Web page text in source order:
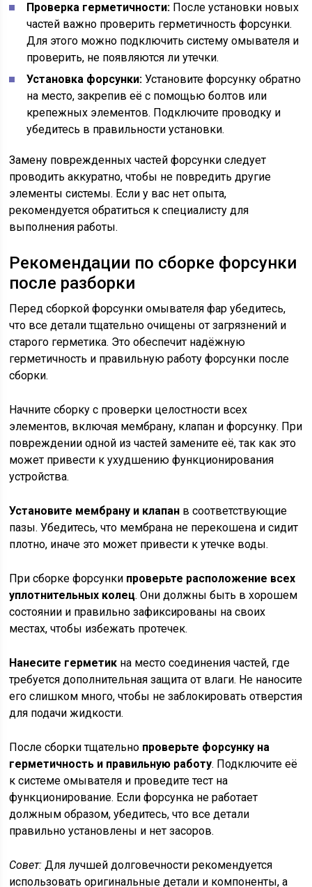
Проверка герметичности: После установки новых
частей важно проверить герметичность форсунки.
Для этого можно подключить систему омывателя и
проверить, не появляются ли утечки.
Установка форсунки: Установите форсунку обратно
на место, закрепив её с помощью болтов или
крепежных элементов. Подключите проводку и
убедитесь в правильности установки.
Замену поврежденных частей форсунки следует
проводить аккуратно, чтобы не повредить другие
элементы системы. Если у вас нет опыта,
рекомендуется обратиться к специалисту для
выполнения работы.
Рекомендации по сборке форсунки
после разборки
Перед сборкой форсунки омывателя фар убедитесь,
что все детали тщательно очищены от загрязнений и
старого герметика. Это обеспечит надёжную
герметичность и правильную работу форсунки после
сборки.
Начните сборку с проверки целостности всех
элементов, включая мембрану, клапан и форсунку. При
повреждении одной из частей замените её, так как это
может привести к ухудшению функционирования
устройства.
Установите мембрану и клапан в соответствующие
пазы. Убедитесь, что мембрана не перекошена и сидит
плотно, иначе это может привести к утечке воды.
При сборке форсунки проверьте расположение всех
уплотнительных колец. Они должны быть в хорошем
состоянии и правильно зафиксированы на своих
местах, чтобы избежать протечек.
Нанесите герметик на место соединения частей, где
требуется дополнительная защита от влаги. Не наносите
его слишком много, чтобы не заблокировать отверстия
для подачи жидкости.
После сборки тщательно проверьте форсунку на
герметичность и правильную работу. Подключите её
к системе омывателя и проведите тест на
функционирование. Если форсунка не работает
должным образом, убедитесь, что все детали
правильно установлены и нет засоров.
Совет: Для лучшей долговечности рекомендуется
использовать оригинальные детали и компоненты, а